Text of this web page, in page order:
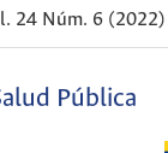
24 Núm. 6 (2022)
Pública